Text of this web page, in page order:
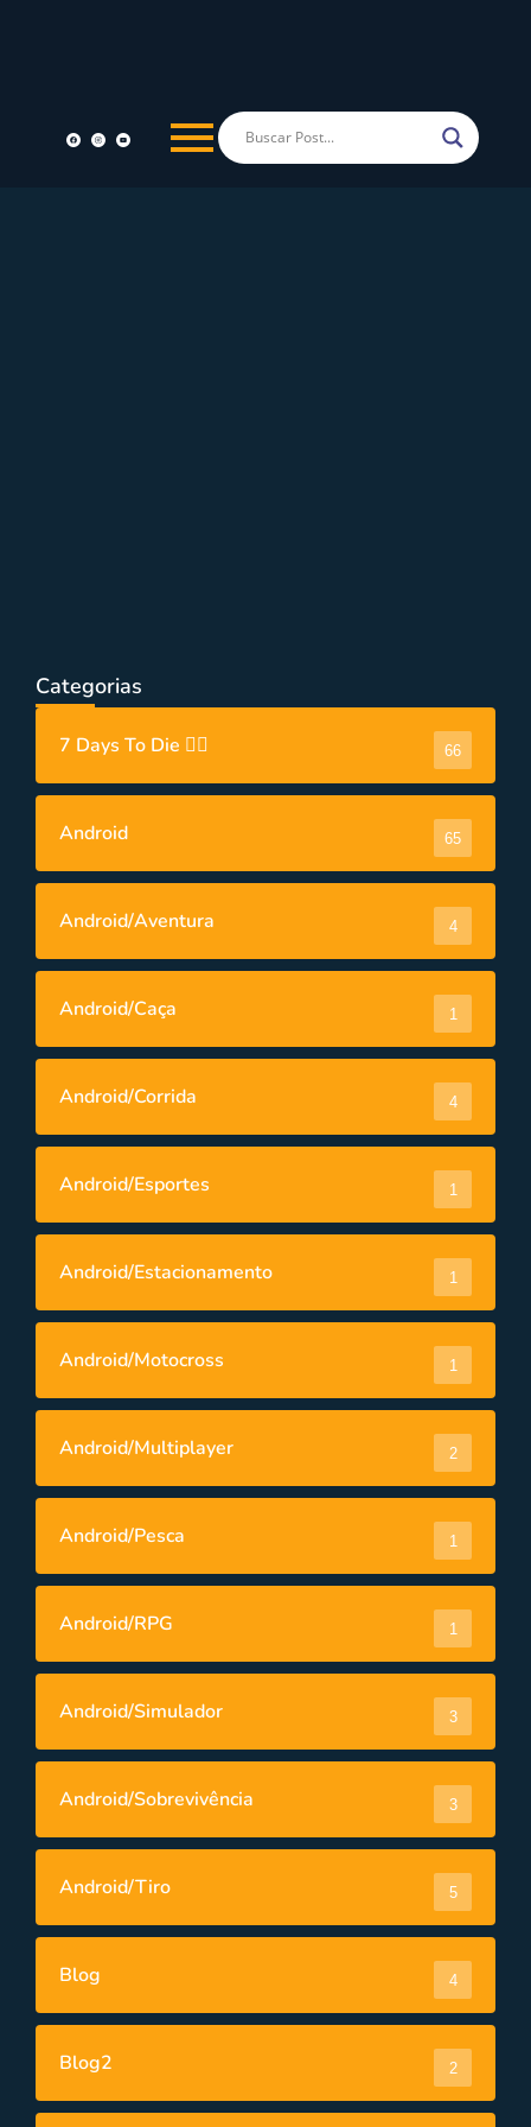
Categorias
7 Days To Die 🧟‍♂️ 66
Android 65
Android/Aventura 4
Android/Caça 1
Android/Corrida 4
Android/Esportes 1
Android/Estacionamento 1
Android/Motocross 1
Android/Multiplayer 2
Android/Pesca 1
Android/RPG 1
Android/Simulador 3
Android/Sobrevivência 3
Android/Tiro 5
Blog 4
Blog2 2